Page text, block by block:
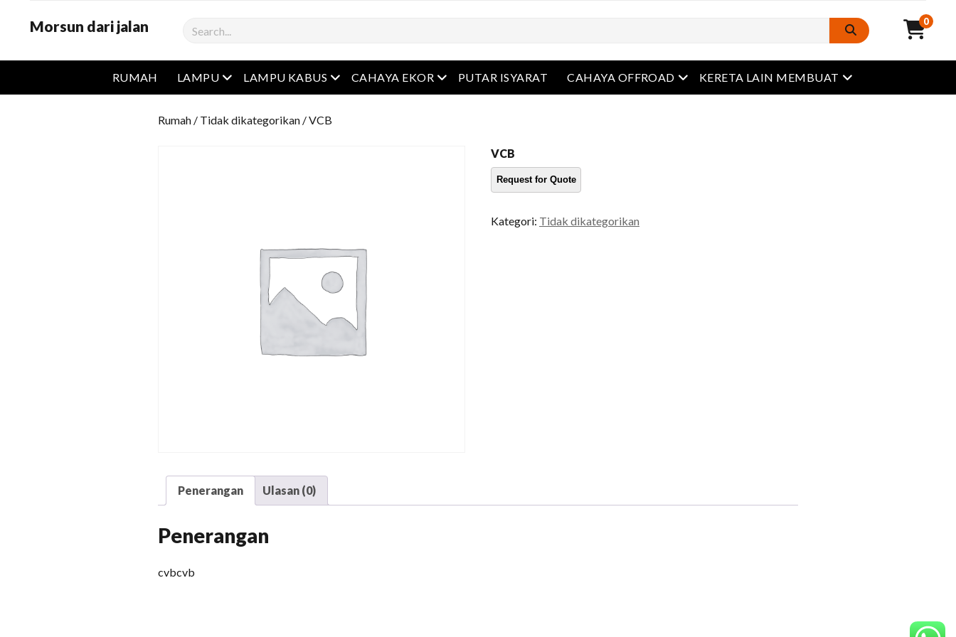
Morsun dari jalan Cari 0
RUMAH LAMPU Buka menu
LAMPU KABUS Buka menu
CAHAYA EKOR Buka menu
PUTAR ISYARAT CAHAYA OFFROAD Buka menu
KERETA LAIN MEMBUAT Buka menu
Rumah / Tidak dikategorikan / VCB
VCB
Kategori: Tidak dikategorikan
Penerangan Ulasan (0)
Penerangan
cvbcvb